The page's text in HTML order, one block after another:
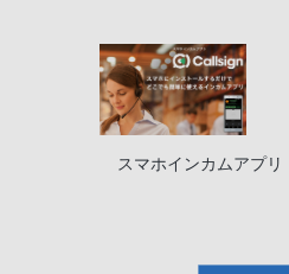
スマホインカムアプリ